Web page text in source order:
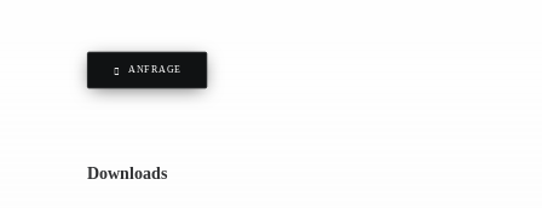
ANFRAGE
Downloads